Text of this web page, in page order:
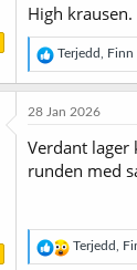
:
High
R
e
a
o
n
:
Terjedd Finn
28 Jan 2026
Verdant lager
runden med
R
e
Terjedd